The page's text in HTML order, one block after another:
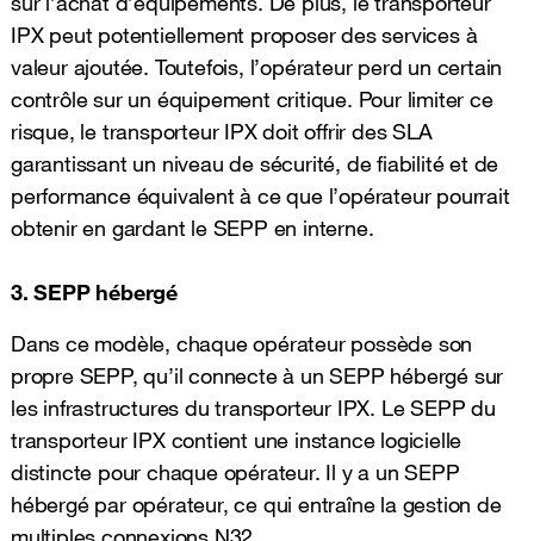
IPX peut potentiellement proposer des services à
valeur ajoutée. Toutefois, l’opérateur perd un certain
contrôle sur un équipement critique. Pour limiter ce
risque, le transporteur IPX doit offrir des SLA
garantissant un niveau de sécurité, de fiabilité et de
performance équivalent à ce que l’opérateur pourrait
obtenir en gardant le SEPP en interne.
3. SEPP hébergé
Dans ce modèle, chaque opérateur possède son
propre SEPP, qu’il connecte à un SEPP hébergé sur
les infrastructures du transporteur IPX. Le SEPP du
transporteur IPX contient une instance logicielle
distincte pour chaque opérateur. Il y a un SEPP
hébergé par opérateur, ce qui entraîne la gestion de
multiples connexions N32.